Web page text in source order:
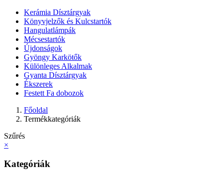
Kerámia Dísztárgyak
Könyvjelzők és Kulcstartók
Hangulatlámpák
Mécsestartók
Újdonságok
Gyöngy Karkötők
Különleges Alkalmak
Gyanta Dísztárgyak
Ékszerek
Festett Fa dobozok
Főoldal
Termékkategóriák
Szűrés
×
Kategóriák